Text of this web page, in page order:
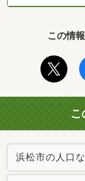
この情
こ
浜松市の人口